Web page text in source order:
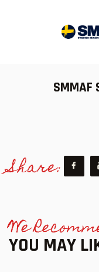
SMMAF
Share:
We
YOU MAY